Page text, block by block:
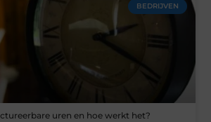
BEDRIJVEN
uren en hoe werkt het?